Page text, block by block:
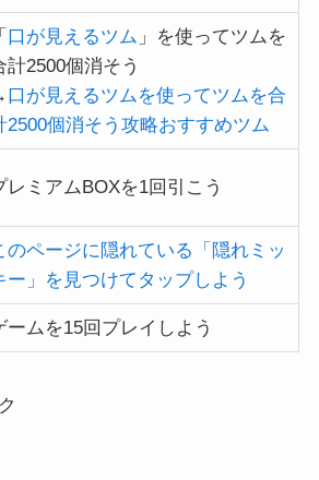
「 口が見えるツム 」を使ってツムを
計2500個消そう
口が見えるツムを使ってツムを合
2500個消そう攻略おすすめツム
レミアムBOXを1回引こう
のページに隠れている「隠れミッ
ー」を見つけてタップしよう
ームを15回プレイしよう